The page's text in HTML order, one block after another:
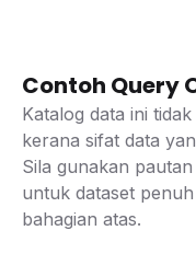
Contoh Query
Katalog data ini
kerana sifat data
Sila gunakan
untuk dataset
bahagian atas.